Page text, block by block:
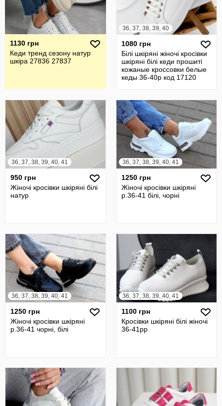
1130 грн
Кеди тренд сезону натур
шкіра 27836 27837
36, 37, 38, 39, 40
1080 грн
Білі шкіряні жіночі кросівки
шкіряні білі кеди прошиті
кожаные кроссовки белые
кеды 36-40р код 17120
36, 37, 38, 39, 40, 41
950 грн
Жіночі кросівки шкіряні білі
натур
36, 37, 38, 39, 40, 41
1250 грн
Жіночі кросівки шкіряні
р.36-41 білі, чорні
36, 37, 38, 39, 40, 41
1250 грн
Жіночі кросівки шкіряні
р.36-41 чорні, білі
36, 37, 38, 39, 40, 41
1100 грн
Кросівки шкіряні білі жіночі
36-41рр